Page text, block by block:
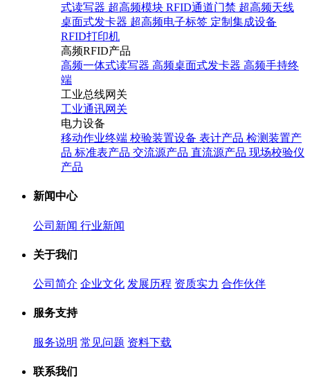
式读写器 超高频模块 RFID通道门禁 超高频天线
桌面式发卡器 超高频电子标签 定制集成设备
RFID打印机
高频RFID产品
高频一体式读写器 高频桌面式发卡器 高频手持终
端
工业总线网关
工业通讯网关
电力设备
移动作业终端 校验装置设备 表计产品 检测装置产
品 标准表产品 交流源产品 直流源产品 现场校验仪
产品
新闻中心
公司新闻 行业新闻
关于我们
公司简介 企业文化 发展历程 资质实力 合作伙伴
服务支持
服务说明 常见问题 资料下载
联系我们